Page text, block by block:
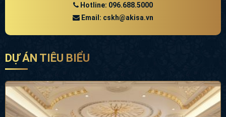
Hotline: 096.688.5000
Email: cskh@akisa.vn
DỰ ÁN TIÊU BIỂU